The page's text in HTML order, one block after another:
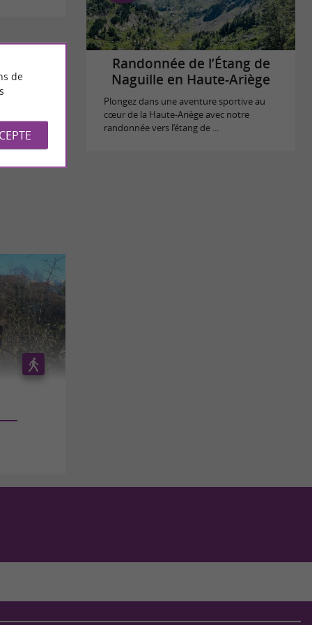
Randonnée de l’Étang de
Naguille en Haute-Ariège
Plongez dans une aventure sportive au
cœur de la Haute-Ariège avec notre
randonnée vers l’étang de ...
de